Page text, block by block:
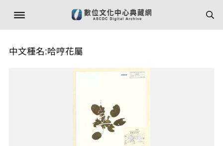
中文種名:哈哼花屬